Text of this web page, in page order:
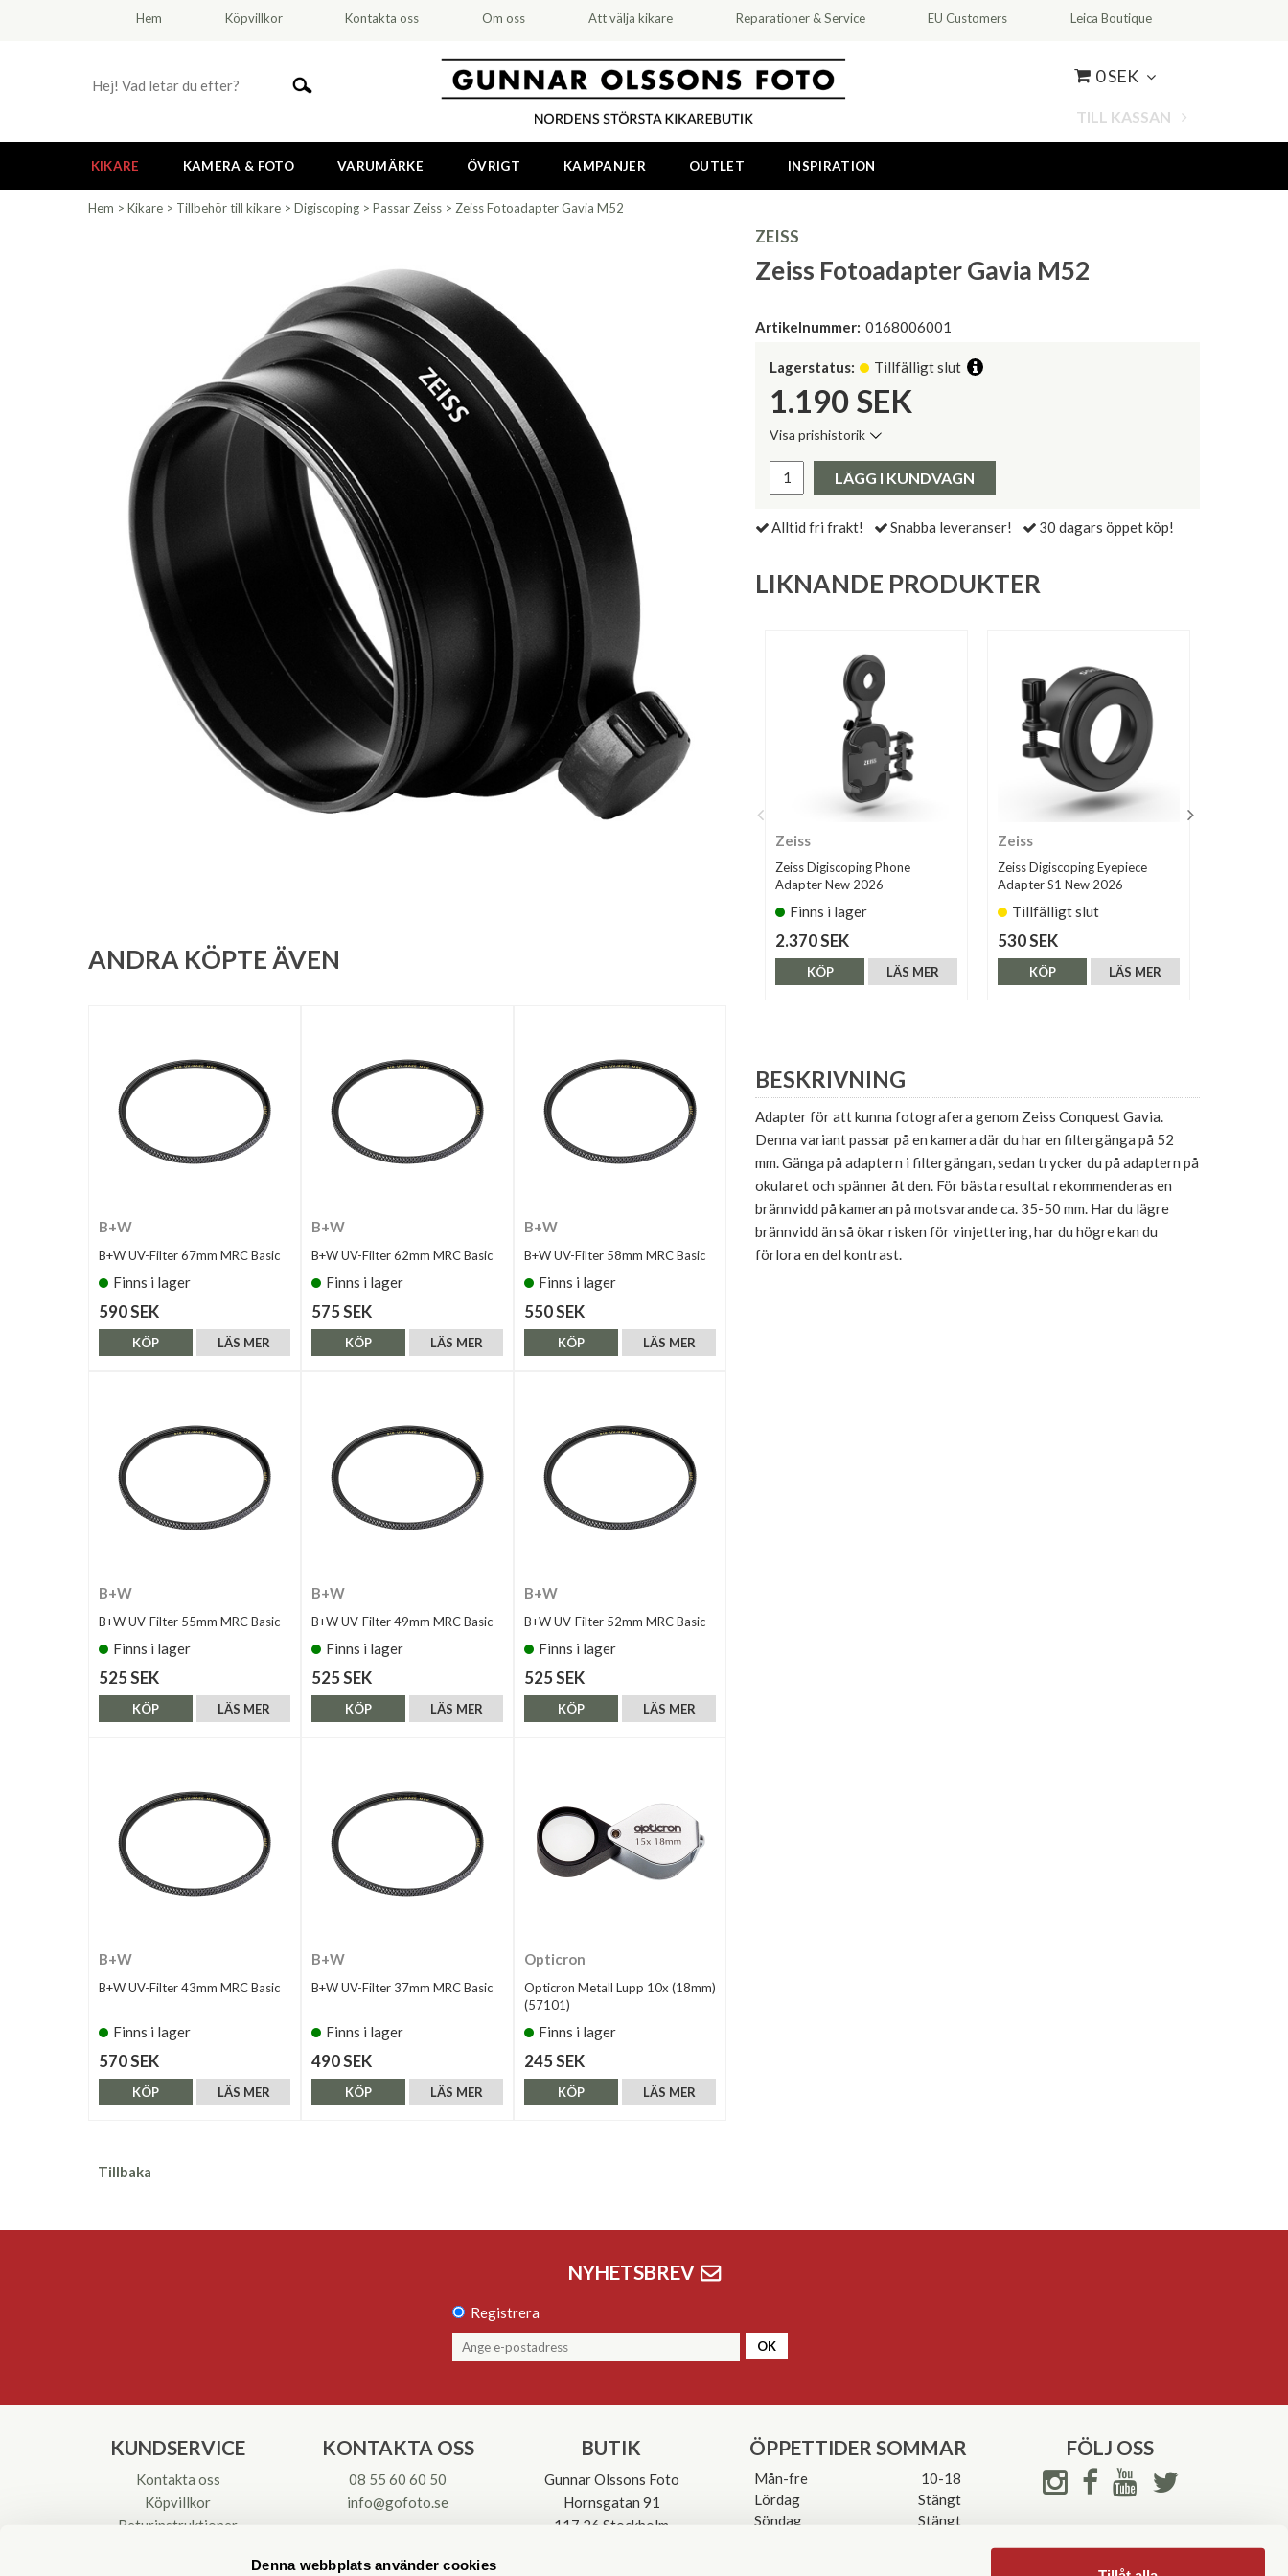
Denna webbplats använder cookies
Hem Köpvillkor Kontakta oss Om oss Att välja kikare Reparationer & Service EU Customers Leica Boutique
0 SEK
TILL KASSAN
KIKARE KAMERA & FOTO VARUMÄRKE ÖVRIGT KAMPANJER OUTLET INSPIRATION
Hem > Kikare > Tillbehör till kikare > Digiscoping > Passar Zeiss > Zeiss Fotoadapter Gavia M52
ZEISS
Zeiss Fotoadapter Gavia M52
Artikelnummer: 0168006001
Lagerstatus: Tillfälligt slut
1.190 SEK
Visa prishistorik
Pris:
LÄGG I KUNDVAGN
Alltid fri frakt! Snabba leveranser! 30 dagars öppet köp!
LIKNANDE PRODUKTER
Zeiss
Zeiss Digiscoping Phone
Adapter New 2026
Finns i lager
2.370 SEK
LÄS MER
KÖP
Zeiss
Zeiss Digiscoping Eyepiece
Adapter S1 New 2026
Tillfälligt slut
530 SEK
LÄS MER
KÖP
BESKRIVNING
Adapter för att kunna fotografera genom Zeiss Conquest Gavia.
Denna variant passar på en kamera där du har en filtergänga på 52
mm. Gänga på adaptern i filtergängan, sedan trycker du på adaptern på
okularet och spänner åt den. För bästa resultat rekommenderas en
brännvidd på kameran på motsvarande ca. 35-50 mm. Har du lägre
brännvidd än så ökar risken för vinjettering, har du högre kan du
förlora en del kontrast.
ANDRA KÖPTE ÄVEN
B+W
B+W UV-Filter 67mm MRC Basic
Finns i lager
590 SEK
LÄS MER
KÖP
B+W
B+W UV-Filter 62mm MRC Basic
Finns i lager
575 SEK
LÄS MER
KÖP
B+W
B+W UV-Filter 58mm MRC Basic
Finns i lager
550 SEK
LÄS MER
KÖP
B+W
B+W UV-Filter 55mm MRC Basic
Finns i lager
525 SEK
LÄS MER
KÖP
B+W
B+W UV-Filter 49mm MRC Basic
Finns i lager
525 SEK
LÄS MER
KÖP
B+W
B+W UV-Filter 52mm MRC Basic
Finns i lager
525 SEK
LÄS MER
KÖP
B+W
B+W UV-Filter 43mm MRC Basic
Finns i lager
570 SEK
LÄS MER
KÖP
B+W
B+W UV-Filter 37mm MRC Basic
Finns i lager
490 SEK
LÄS MER
KÖP
Opticron
Opticron Metall Lupp 10x (18mm)
(57101)
Finns i lager
245 SEK
LÄS MER
KÖP
Tillbaka
NYHETSBREV
Registrera
OK
KUNDSERVICE
Kontakta oss
Köpvillkor
Returinstruktioner
KONTAKTA OSS
08 55 60 60 50
info@gofoto.se
BUTIK
Gunnar Olssons Foto
Hornsgatan 91
117 26 Stockholm
ÖPPETTIDER SOMMAR
Mån-fre
10-18
Lördag
Stängt
Söndag
Stängt
FÖLJ OSS